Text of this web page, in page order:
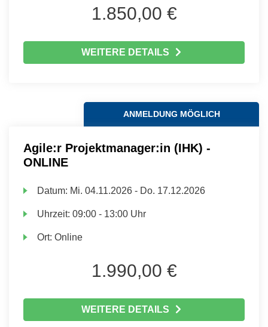
1.850,00 €
WEITERE DETAILS
ANMELDUNG MÖGLICH
Agile:r Projektmanager:in (IHK) -
ONLINE
Datum: Mi. 04.11.2026 - Do. 17.12.2026
Uhrzeit:09:00 - 13:00 Uhr
Ort:Online
1.990,00 €
WEITERE DETAILS